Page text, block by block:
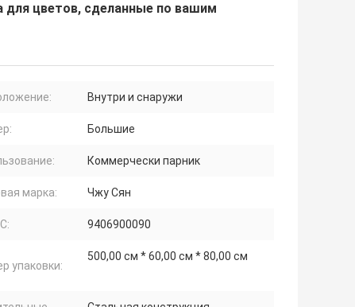
для цветов, сделанные по вашим
Внутри и снаружи
Большие
Коммерчески парник
марка: Чжу Сян
9406900090
упаковки:
500,00 см * 60,00 см * 80,00 см